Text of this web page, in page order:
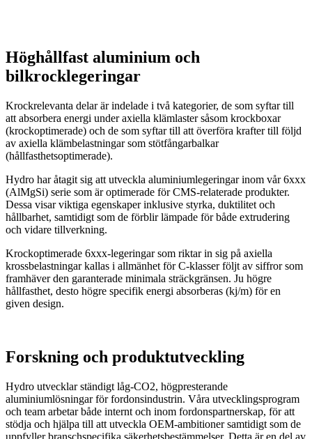
Höghållfast aluminium och
bilkrocklegeringar
Krockrelevanta delar är indelade i två kategorier, de som syftar till
att absorbera energi under axiella klämlaster såsom krockboxar
(krockoptimerade) och de som syftar till att överföra krafter till följd
av axiella klämbelastningar som stötfångarbalkar
(hållfasthetsoptimerade).
Hydro har åtagit sig att utveckla aluminiumlegeringar inom vår 6xxx
(AlMgSi) serie som är optimerade för CMS-relaterade produkter.
Dessa visar viktiga egenskaper inklusive styrka, duktilitet och
hållbarhet, samtidigt som de förblir lämpade för både extrudering
och vidare tillverkning.
Krockoptimerade 6xxx-legeringar som riktar in sig på axiella
krossbelastningar kallas i allmänhet för C-klasser följt av siffror som
framhäver den garanterade minimala sträckgränsen. Ju högre
hållfasthet, desto högre specifik energi absorberas (kj/m) för en
given design.
Forskning och produktutveckling
Hydro utvecklar ständigt låg-CO2, högpresterande
aluminiumlösningar för fordonsindustrin. Våra utvecklingsprogram
och team arbetar både internt och inom fordonspartnerskap, för att
stödja och hjälpa till att utveckla OEM-ambitioner samtidigt som de
uppfyller branschspecifika säkerhetsbestämmelser. Detta är en del av